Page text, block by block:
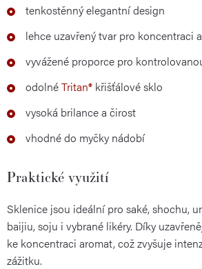
tenkostěnný elegantní design
lehce uzavřený tvar pro koncentraci
vyvážené proporce pro
odolnéTritan® křišťálové sklo
vysoká brilance a čirost
vhodné do myčky nádobí
Praktické využití
Sklenice jsou ideální pro saké, shochu,
baijiu, soju i vybrané likéry. Díky
ke koncentraci aromat, což zvyšuje
zážitku.